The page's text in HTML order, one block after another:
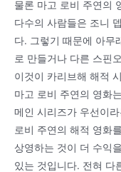
물론 마고 로비 주연의
다수의 사람들은 조니
다. 그렇기 때문에 아무
로 만들거나 다른 스핀
이것이 카리브해 해적
마고 로비 주연의 영화
메인 시리즈가 우선이
로비 주연의 해적 영화
상영하는 것이 더 수익
있는 것입니다. 전혀 다